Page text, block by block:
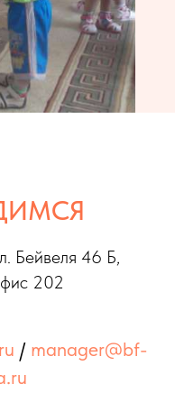
Бейвеля 46 Б,
202
/ manager@bf-